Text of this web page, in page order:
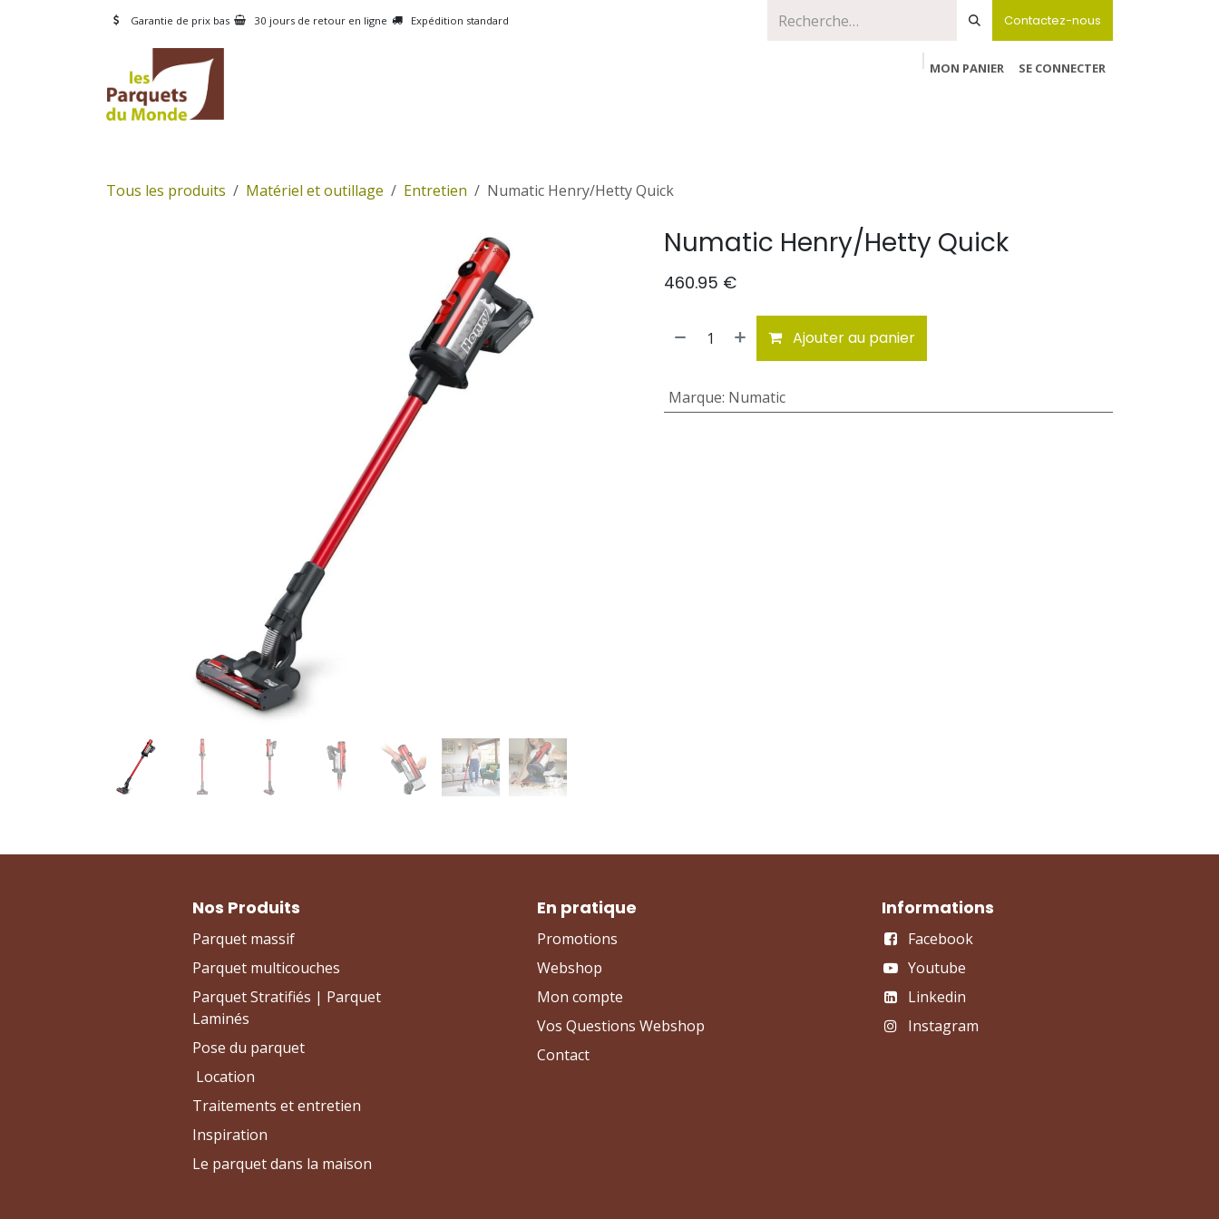
Se rendre au contenu
Garantie de prix bas 30 jours de retour en ligne Expédition standard Contactez-nous
MON PANIER
SE CONNECTER
Tous les produits Matériel et outillage Entretien Numatic Henry/Hetty Quick
Numatic Henry/Hetty Quick
460.95 €
Ajouter au panier
Marque: Numatic
Nos Produits
Parquet massif
Parquet multicouches
Parquet Stratifiés | Parquet
Laminés
Pose du parquet
Location
Traitements et entretien
Inspiration
Le parquet dans la maison
En pratique
Promotions
Webshop
Mon compte
Vos Questions Webshop
Contact
Informations
Facebook
Youtube
Linkedin
Instagram